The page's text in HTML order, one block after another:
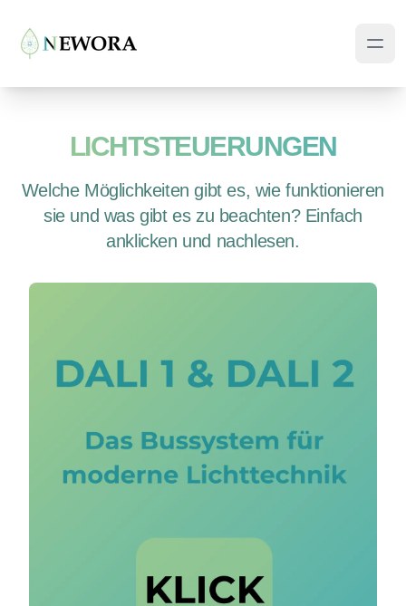
LICHTSTEUERUNGEN
Welche Möglichkeiten gibt es, wie funktionieren
sie und was gibt es zu beachten? Einfach
anklicken und nachlesen.